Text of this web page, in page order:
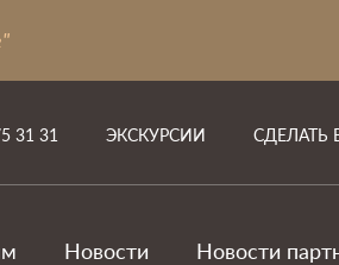
31 31 ЭКСКУРСИИ СДЕЛАТЬ
Новости Новости